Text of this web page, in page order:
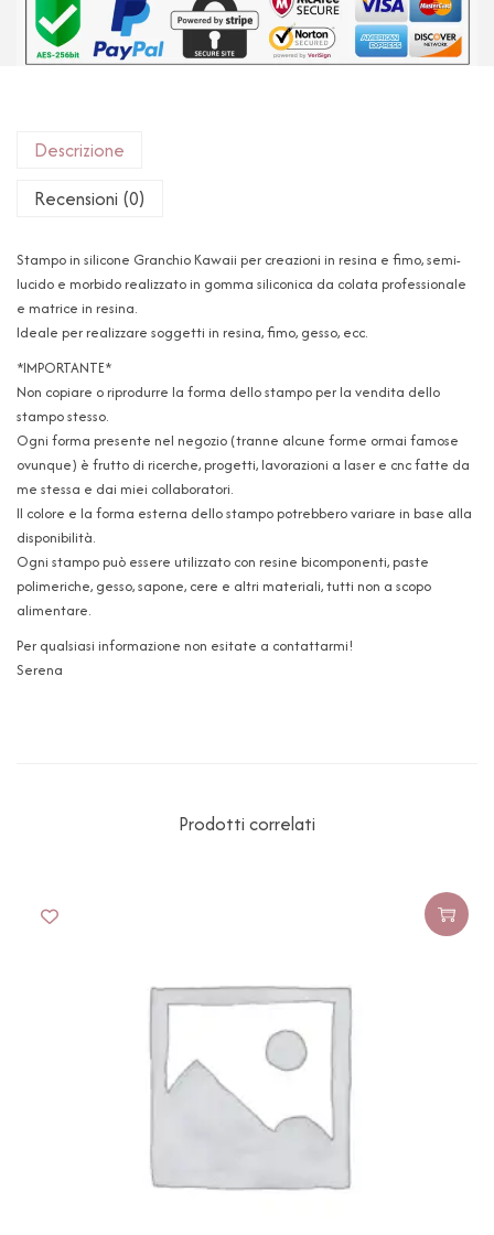
Descrizione
Recensioni (0)
Stampo in silicone Granchio Kawaii per creazioni in resina e fimo, semi-
lucido e morbido realizzato in gomma siliconica da colata professionale
e matrice in resina.
Ideale per realizzare soggetti in resina, fimo, gesso, ecc.
*IMPORTANTE*
Non copiare o riprodurre la forma dello stampo per la vendita dello
stampo stesso.
Ogni forma presente nel negozio (tranne alcune forme ormai famose
ovunque) è frutto di ricerche, progetti, lavorazioni a laser e cnc fatte da
me stessa e dai miei collaboratori.
Il colore e la forma esterna dello stampo potrebbero variare in base alla
disponibilità.
Ogni stampo può essere utilizzato con resine bicomponenti, paste
polimeriche, gesso, sapone, cere e altri materiali, tutti non a scopo
alimentare.
Per qualsiasi informazione non esitate a contattarmi!
Serena
Prodotti correlati